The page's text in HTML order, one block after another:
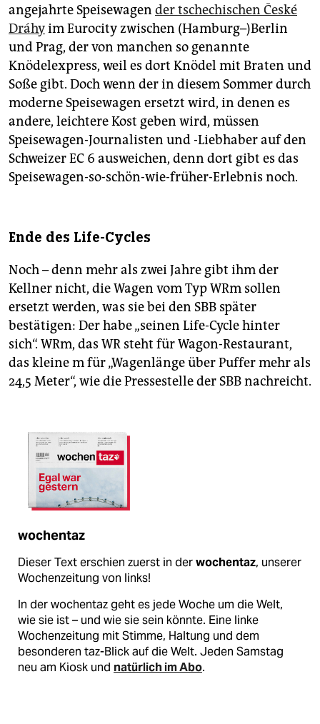
angejahrte Speisewagen der tschechischen České
Dráhyim Eurocity zwischen (Hamburg–)Berlin
und Prag, der von manchen so genannte
Knödelexpress, weil es dort Knödel mit Braten und
Soße gibt. Doch wenn der in diesem Sommer durch
moderne Speisewagen ersetzt wird, in denen es
andere, leichtere Kost geben wird, müssen
Speisewagen-Journalisten und -Liebhaber auf den
Schweizer EC 6 ausweichen, denn dort gibt es das
Speisewagen-so-schön-wie-früher-Erlebnis noch.
Ende des Life-Cycles
Noch – denn mehr als zwei Jahre gibt ihm der
Kellner nicht, die Wagen vom Typ WRm sollen
ersetzt werden, was sie bei den SBB später
bestätigen: Der habe „seinen Life-Cycle hinter
sich“. WRm, das WR steht für Wagon-Restaurant,
das kleine m für „Wagenlänge über Puffer mehr als
24,5 Meter“, wie die Pressestelle der SBB nachreicht.
wochentaz
Dieser Text erschien zuerst in derwochentaz, unserer
Wochenzeitung von links!
In der wochentaz geht es jede Woche um die Welt,
wie sie ist – und wie sie sein könnte. Eine linke
Wochenzeitung mit Stimme, Haltung und dem
besonderen taz-Blick auf die Welt. Jeden Samstag
neu am Kiosk und natürlich im Abo.